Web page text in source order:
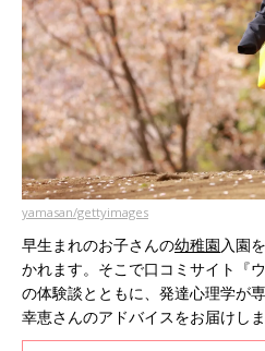
yamasan/gettyimages
早生まれのお子さんの幼稚園 入園
かれます。そこで口コミサイト『
の体験談とともに、発達心理学が
幸恵さんのアドバイスをお届けしま